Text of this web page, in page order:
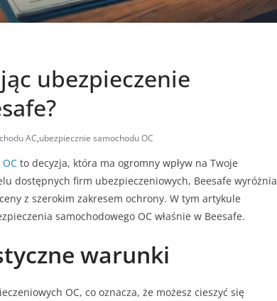
ubezpieczenie
AC,ubezpiecznie samochodu OC
to decyzja, która ma ogromny wpływ na Twoje
dostępnych firm ubezpieczeniowych, Beesafe wyróżnia
z szerokim zakresem ochrony. W tym artykule
samochodowego OC właśnie w Beesafe.
warunki
OC, co oznacza, że możesz cieszyć się